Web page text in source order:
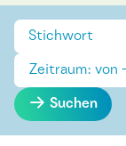
Suchen